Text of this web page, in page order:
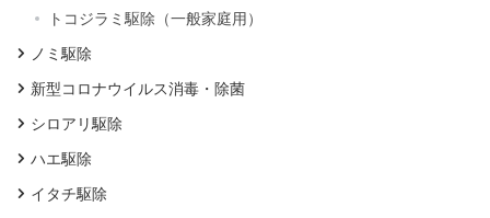
トコジラミ駆除（一般家庭用）
ノミ駆除
新型コロナウイルス消毒・除菌
シロアリ駆除
ハエ駆除
イタチ駆除